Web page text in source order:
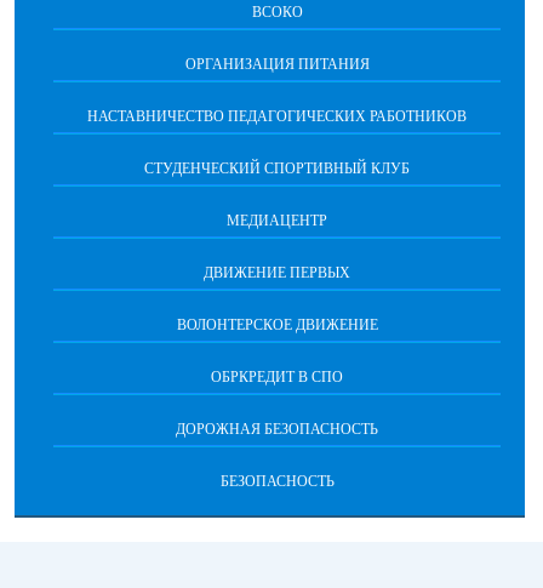
ВСОКО
ОРГАНИЗАЦИЯ ПИТАНИЯ
НАСТАВНИЧЕСТВО ПЕДАГОГИЧЕСКИХ РАБОТНИКОВ
СТУДЕНЧЕСКИЙ СПОРТИВНЫЙ КЛУБ
МЕДИАЦЕНТР
ДВИЖЕНИЕ ПЕРВЫХ
ВОЛОНТЕРСКОЕ ДВИЖЕНИЕ
ОБРКРЕДИТ В СПО
ДОРОЖНАЯ БЕЗОПАСНОСТЬ
БЕЗОПАСНОСТЬ